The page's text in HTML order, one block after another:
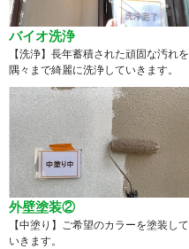
バイオ洗浄
【洗浄】長年蓄積された頑固な汚れを
隅々まで綺麗に洗浄していきます。
外壁塗装②
【中塗り】ご希望のカラーを塗装して
いきます。